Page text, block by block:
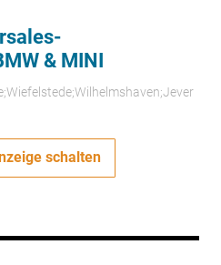
& MINI
schalten